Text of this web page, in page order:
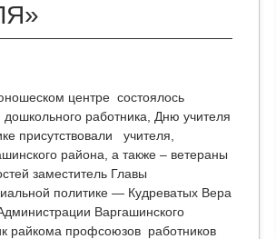
центре состоялось
работника, Дню учителя
присутствовали учителя,
района, а также – ветераны
заместитель Главы
политике — Кудреватых Вера
Варгашинского
райкома профсоюзов работников